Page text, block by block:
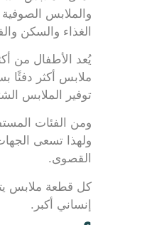
والملابس
الغذاء والسكن
يُعد الأطفال من
ملابس أكثر دفئًا
توفير الملابس
ومن الفئات
ولهذا تسعى
القصوى.
كل قطعة ملابس
إنساني أكبر.